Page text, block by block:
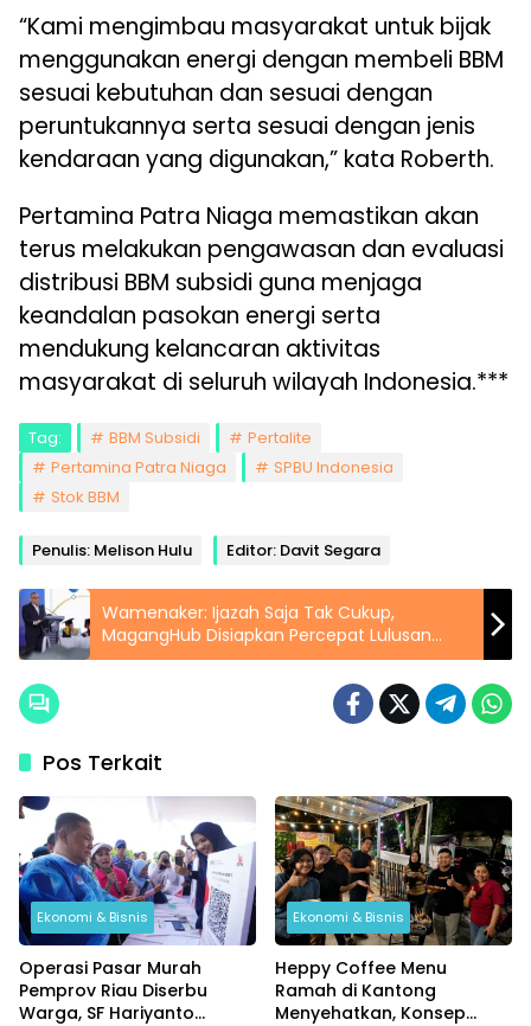
“Kami mengimbau masyarakat untuk bijak
menggunakan energi dengan membeli BBM
sesuai kebutuhan dan sesuai dengan
peruntukannya serta sesuai dengan jenis
kendaraan yang digunakan,” kata Roberth.
Pertamina Patra Niaga memastikan akan
terus melakukan pengawasan dan evaluasi
distribusi BBM subsidi guna menjaga
keandalan pasokan energi serta
mendukung kelancaran aktivitas
masyarakat di seluruh wilayah Indonesia.***
Tag: BBM Subsidi
Pertalite
Pertamina Patra Niaga
SPBU Indonesia
Stok BBM
Penulis: Melison Hulu Editor: Davit Segara
Wamenaker: Ijazah Saja Tak Cukup,
MagangHub Disiapkan Percepat Lulusan
Masuk Dunia Kerja
Pos Terkait
Ekonomi & Bisnis
Operasi Pasar Murah
Pemprov Riau Diserbu
Warga, SF Hariyanto
Ekonomi & Bisnis
Heppy Coffee Menu
Ramah di Kantong
Menyehatkan, Konsep